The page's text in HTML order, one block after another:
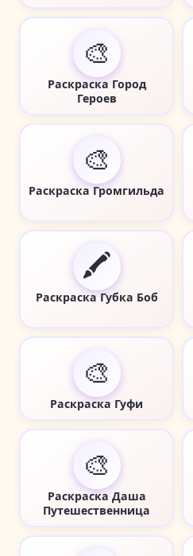
🎨
Раскраска Город
Героев
🎨
Раскраска Громгильда
🖍️
Раскраска Губка Боб
🎨
Раскраска Гуфи
🎨
Раскраска Даша
Путешественница